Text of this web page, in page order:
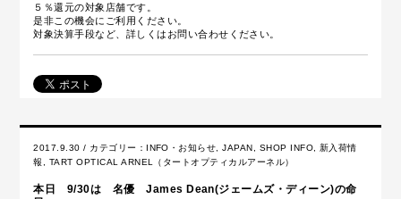
５％還元の対象店舗です。
是非この機会にご利用ください。
対象決算手段など、詳しくはお問い合わせください。
2017.9.30 / カテゴリー： INFO・お知らせ ,JAPAN SHOP INFO ,新入荷情
報
TART OPTICAL ARNEL（タートオプティカルアーネル）
本日 9/30は 名優 James Dean(ジェームズ・ディーン)の命